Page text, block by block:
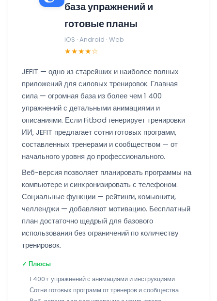
база упражнений и
готовые планы
iOS · Android · Web
★★★★☆
JEFIT — одно из старейших и наиболее полных
приложений для силовых тренировок. Главная
сила — огромная база из более чем 1 400
упражнений с детальными анимациями и
описаниями. Если Fitbod генерирует тренировки
ИИ, JEFIT предлагает сотни готовых программ,
составленных тренерами и сообществом — от
начального уровня до профессионального.
Веб-версия позволяет планировать программы на
компьютере и синхронизировать с телефоном.
Социальные функции — рейтинги, комьюнити,
челленджи — добавляют мотивацию. Бесплатный
план достаточно щедрый для базового
использования без ограничений по количеству
тренировок.
✓ Плюсы
1 400+ упражнений с анимациями и инструкциями
Сотни готовых программ от тренеров и сообщества